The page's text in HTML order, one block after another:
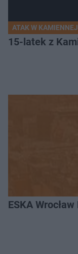
ATAK W
15-latek z
ESKA